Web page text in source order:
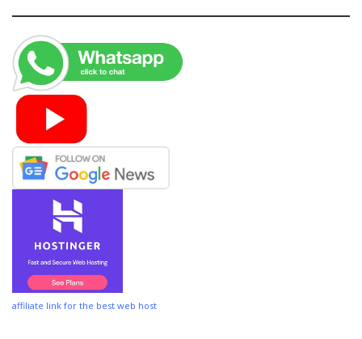
affiliate link for the best web host